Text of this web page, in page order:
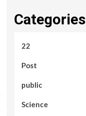
Categories
22
Post
public
Science